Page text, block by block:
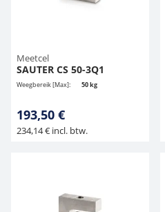
Meetcel
SAUTER CS 50-3Q1
Weegbereik [Max]: 50 kg
193,50 €
234,14 € incl. btw.